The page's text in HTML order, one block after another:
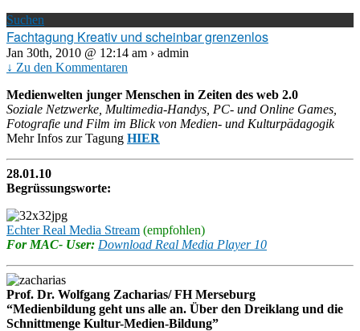
Suchen
Fachtagung Kreativ und scheinbar grenzenlos
Jan 30th, 2010 @ 12:14 am › admin
↓ Zu den Kommentaren
Medienwelten junger Menschen in Zeiten des web 2.0
Soziale Netzwerke, Multimedia-Handys, PC- und Online Games,
Fotografie und Film im Blick von Medien- und Kulturpädagogik
Mehr Infos zur Tagung HIER
28.01.10
Begrüssungsworte:
Echter Real Media Stream (empfohlen)
For MAC- User: Download Real Media Player 10
Prof. Dr. Wolfgang Zacharias/ FH Merseburg
“Medienbildung geht uns alle an. Über den Dreiklang und die
Schnittmenge Kultur-Medien-Bildung”